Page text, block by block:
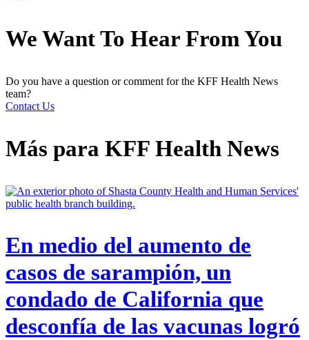
We Want To Hear From You
Do you have a question or comment for the KFF Health News
team?
Contact Us
Más para KFF Health News
En medio del aumento de
casos de sarampión, un
condado de California que
desconfía de las vacunas logró